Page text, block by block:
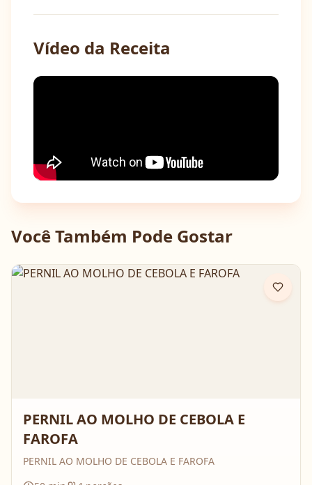
Vídeo da Receita
Você Também Pode Gostar
PERNIL AO MOLHO DE CEBOLA E
FAROFA
PERNIL AO MOLHO DE CEBOLA E FAROFA